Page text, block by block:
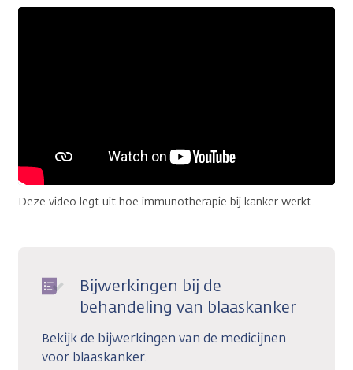
Deze video legt uit hoe immunotherapie bij kanker werkt.
Bijwerkingen bij de
behandeling van blaaskanker
Bekijk de bijwerkingen van de medicijnen
voor blaaskanker.